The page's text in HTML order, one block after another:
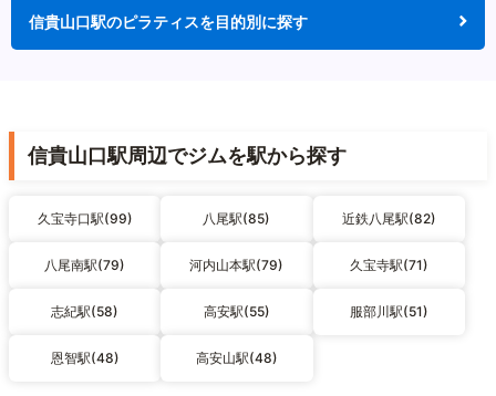
信貴山口駅のピラティスを目的別に探す
信貴山口駅周辺でジムを駅から探す
久宝寺口駅(99) 八尾駅(85) 近鉄八尾駅(82)
八尾南駅(79) 河内山本駅(79) 久宝寺駅(71)
志紀駅(58) 高安駅(55) 服部川駅(51)
恩智駅(48) 高安山駅(48)